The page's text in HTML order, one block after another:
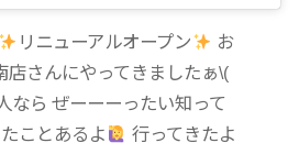
リニューアルオープン
お
店さんにやってきましたぁ\(
なら ぜーーーったい知って
ことあるよ
行ってきたよ